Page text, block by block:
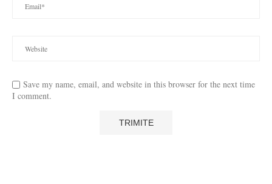
Save my name, email, and website in this browser for the next time
I comment.